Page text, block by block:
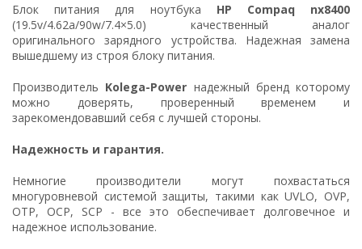
Блок питания для ноутбука HP Compaq nx8400
(19.5v/4.62a/90w/7.4×5.0) качественный аналог
оригинального зарядного устройства. Надежная замена
вышедшему из строя блоку питания.
Производитель Kolega-Power надежный бренд которому
можно доверять, проверенный временем и
зарекомендовавший себя с лучшей стороны.
Надежность и гарантия.
Немногие производители могут похвастаться
многуровневой системой защиты, такими как UVLO, OVP,
OTP, OCP, SCP - все это обеспечивает долговечное и
надежное использование.